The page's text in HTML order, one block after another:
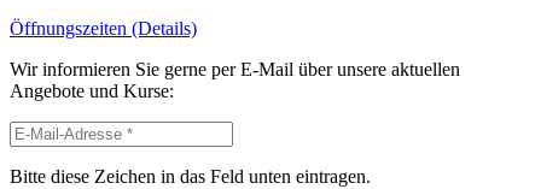
Öffnungszeiten (Details)
Wir informieren Sie gerne per E-Mail über unsere aktuellen
Angebote und Kurse:
Bitte diese Zeichen in das Feld unten eintragen.